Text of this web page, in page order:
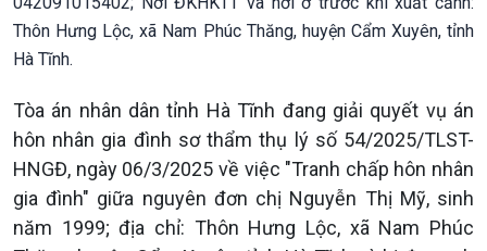
Thôn Hưng Lộc, xã Nam Phúc Thăng, huyện Cẩm Xuyên, tỉnh
Hà Tĩnh.
Tòa án nhân dân tỉnh Hà Tĩnh đang giải quyết vụ án
hôn nhân gia đình sơ thẩm thụ lý số 54/2025/TLST-
HNGĐ, ngày 06/3/2025 về việc "Tranh chấp hôn nhân
gia đình" giữa nguyên đơn chị Nguyễn Thị Mỹ, sinh
năm 1999; địa chỉ: Thôn Hưng Lộc, xã Nam Phúc